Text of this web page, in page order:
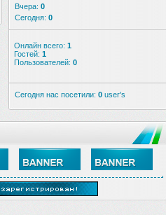
Вчера: 0
Сегодня: 0
Онлайн всего: 1
Гостей: 1
Пользователей: 0
Сегодня нас посетили: 0 user's